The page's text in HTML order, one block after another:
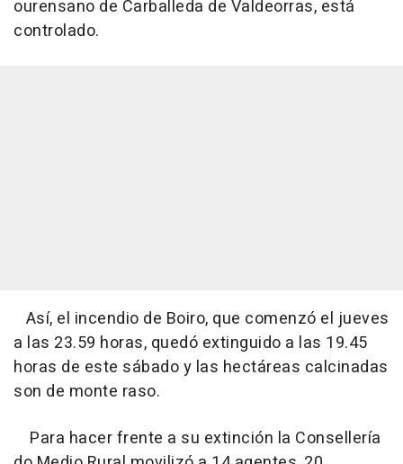
ourensano de Carballeda de Valdeorras, está
controlado.
Así, el incendio de Boiro, que comenzó el jueves
a las 23.59 horas, quedó extinguido a las 19.45
horas de este sábado y las hectáreas calcinadas
son de monte raso.
Para hacer frente a su extinción la Consellería